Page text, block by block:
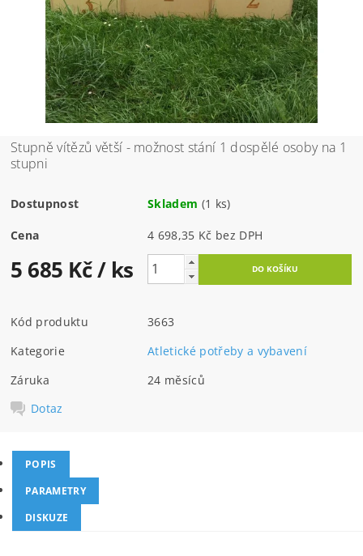
Stupně vítězů větší - možnost stání 1 dospělé osoby na 1
stupni
Dostupnost Skladem (1 ks)
Cena 4 698,35 Kč bez DPH
5 685 Kč/ ks
Kód produktu
3663
Kategorie
Atletické potřeby a vybavení
Záruka
24 měsíců
Dotaz
POPIS
PARAMETRY
DISKUZE